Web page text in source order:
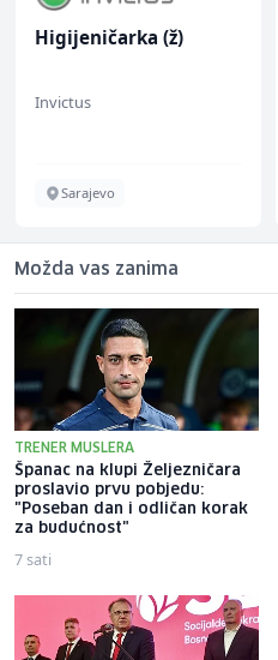
Higijeničarka (ž)
Invictus
Sarajevo
Možda vas zanima
TRENER MUSLERA
Španac na klupi Željezničara
proslavio prvu pobjedu:
"Poseban dan i odličan korak
za budućnost"
7 sati